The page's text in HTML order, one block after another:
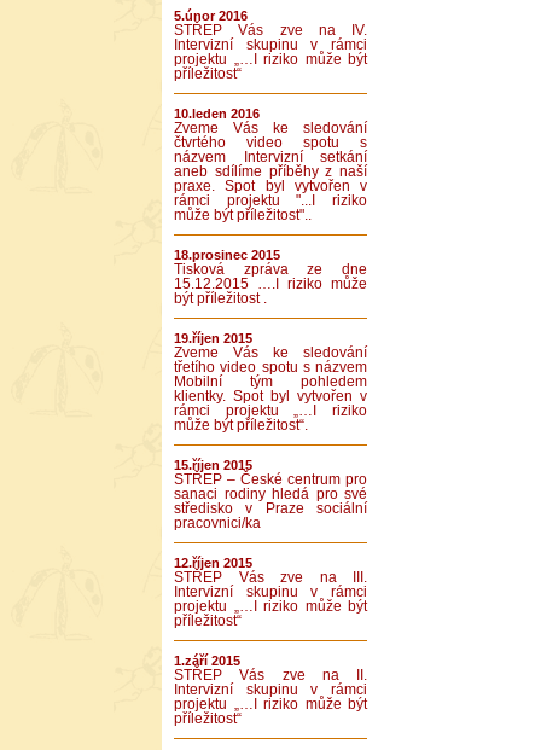
5.únor 2016
STŘEP Vás zve na IV.
Intervizní skupinu v rámci
projektu „…I riziko může být
příležitost“
10.leden 2016
Zveme Vás ke sledování
čtvrtého video spotu s
názvem Intervizní setkání
aneb sdílíme příběhy z naší
praxe. Spot byl vytvořen v
rámci projektu "...I riziko
může být příležitost"..
18.prosinec 2015
Tisková zpráva ze dne
15.12.2015 ….I riziko může
být příležitost .
19.říjen 2015
Zveme Vás ke sledování
třetího video spotu s názvem
Mobilní tým pohledem
klientky. Spot byl vytvořen v
rámci projektu „…I riziko
může být příležitost“.
15.říjen 2015
STŘEP – České centrum pro
sanaci rodiny hledá pro své
středisko v Praze sociální
pracovnici/ka
12.říjen 2015
STŘEP Vás zve na III.
Intervizní skupinu v rámci
projektu „…I riziko může být
příležitost“
1.září 2015
STŘEP Vás zve na II.
Intervizní skupinu v rámci
projektu „…I riziko může být
příležitost“